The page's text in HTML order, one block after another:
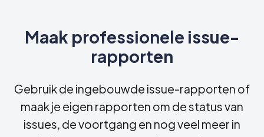
Maak professionele issue-
rapporten
Gebruik de ingebouwde issue-rapporten of
maak je eigen rapporten om de status van
issues, de voortgang en nog veel meer in